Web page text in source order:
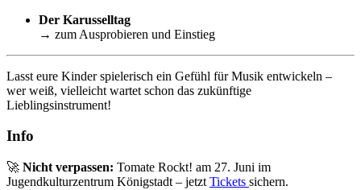
Der Karusselltag
→ zum Ausprobieren und Einstieg
Lasst eure Kinder spielerisch ein Gefühl für Musik entwickeln –
wer weiß, vielleicht wartet schon das zukünftige
Lieblingsinstrument!
Info
🚀 Nicht verpassen: Tomate Rockt! am 27. Juni im
Jugendkulturzentrum Königstadt – jetzt Tickets sichern.